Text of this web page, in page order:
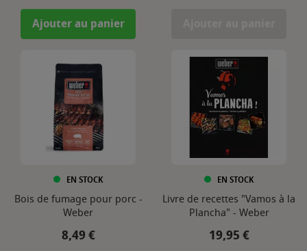
Ajouter au panier
EN STOCK
Bois de fumage pour porc -
Weber
Prix
8,49 €
EN STOCK
Livre de recettes "Vamos à la
Plancha" - Weber
Prix
19,95 €